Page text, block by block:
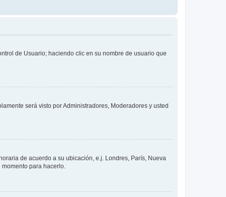
de Usuario; haciendo clic en su nombre de usuario que
será visto por Administradores, Moderadores y usted
de acuerdo a su ubicación, e.j. Londres, París, Nueva
para hacerlo.